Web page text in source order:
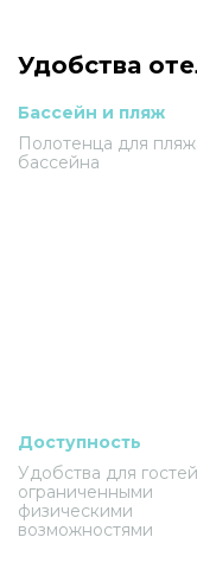
Удобства
Бассейн и пляж
Полотенца для
бассейна
Доступность
Удобства для
ограниченными
физическими
возможностями